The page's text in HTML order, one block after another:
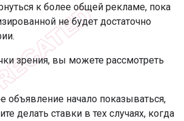
к более общей рекламе, пока
не будет достаточно
зрения, вы можете рассмотреть
объявление начало показываться,
делать ставки в тех случаях, когда